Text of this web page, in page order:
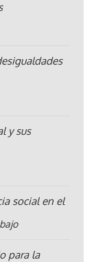
y sus
social en el
para la